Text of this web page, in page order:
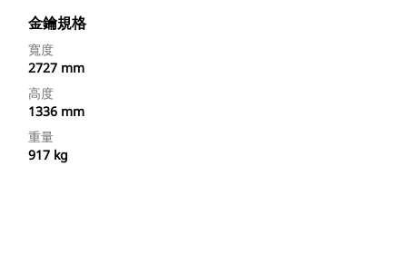
金鑰規格
寬度
2727 mm
高度
1336 mm
重量
917 kg